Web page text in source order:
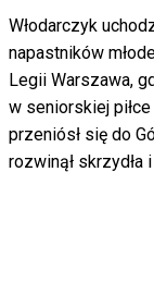
Włodarczyk
napastników
Legii Warszawa,
w seniorskiej
przeniósł się do
rozwinął skrzydła